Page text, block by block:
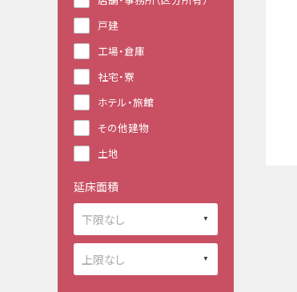
戸建
工場・倉庫
社宅・寮
ホテル・旅館
その他建物
土地
延床面積